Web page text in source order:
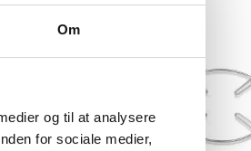
Om
og til at analysere
for sociale medier,